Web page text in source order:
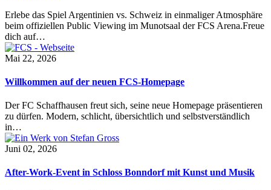
Erlebe das Spiel Argentinien vs. Schweiz in einmaliger Atmosphäre
beim offiziellen Public Viewing im Munotsaal der FCS Arena.Freue
dich auf…
Mai 22, 2026
Willkommen auf der neuen FCS-Homepage
Der FC Schaffhausen freut sich, seine neue Homepage präsentieren
zu dürfen. Modern, schlicht, übersichtlich und selbstverständlich
in…
Juni 02, 2026
After-Work-Event in Schloss Bonndorf mit Kunst und Musik